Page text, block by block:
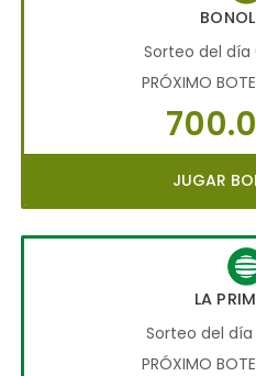
Sorteo del
PRÓXIMO
JUGAR
LA
Sorteo del
PRÓXIMO